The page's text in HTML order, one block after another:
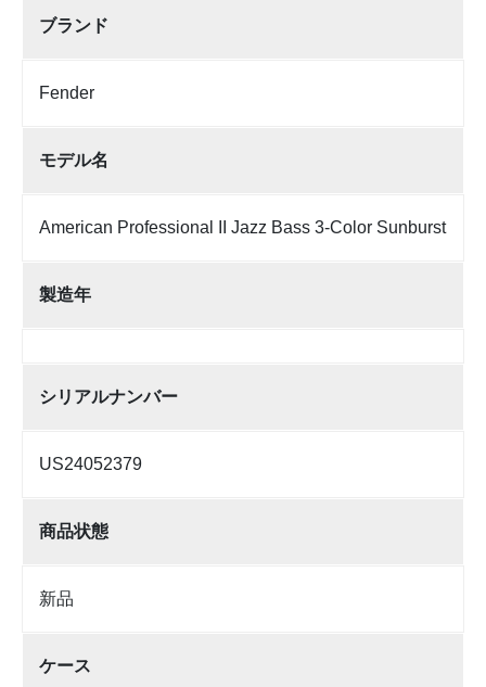
ブランド
Fender
モデル名
American Professional II Jazz Bass 3-Color Sunburst
製造年
シリアルナンバー
US24052379
商品状態
新品
ケース